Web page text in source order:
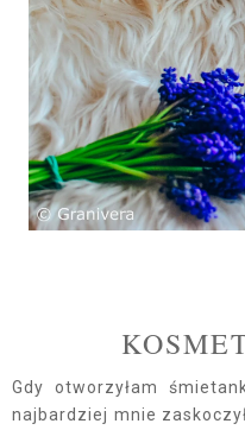
Gdy otworzyłam
najbardziej mnie